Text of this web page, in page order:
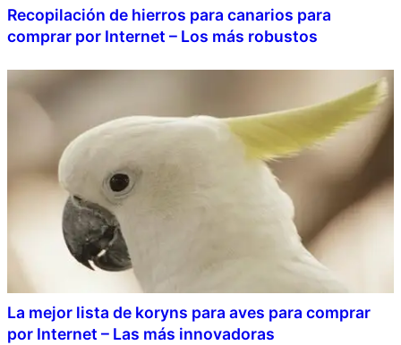
Recopilación de hierros para canarios para
comprar por Internet – Los más robustos
La mejor lista de koryns para aves para comprar
por Internet – Las más innovadoras